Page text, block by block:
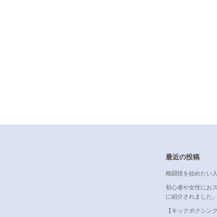
最近の投稿
格闘技を始めたい人
初心者や女性にお
に紹介されました。
【キックボクシン